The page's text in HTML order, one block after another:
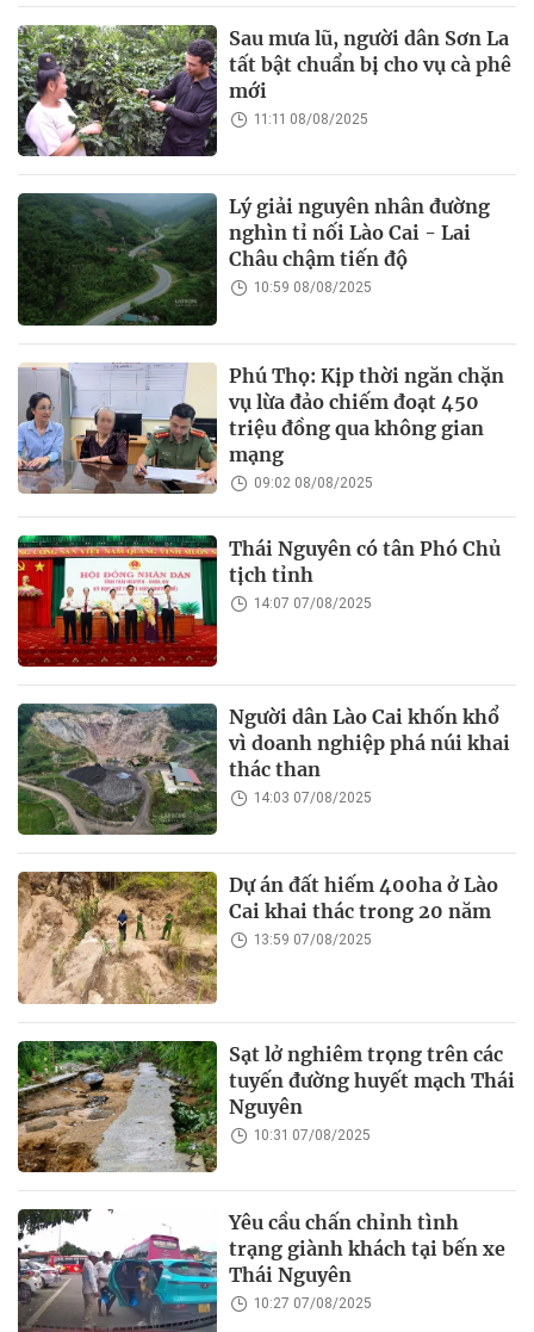
Sau mưa lũ, người dân Sơn La
tất bật chuẩn bị cho vụ cà phê
mới
11:11 08/08/2025
Lý giải nguyên nhân đường
nghìn tỉ nối Lào Cai - Lai
Châu chậm tiến độ
10:59 08/08/2025
Phú Thọ: Kịp thời ngăn chặn
vụ lừa đảo chiếm đoạt 450
triệu đồng qua không gian
mạng
09:02 08/08/2025
Thái Nguyên có tân Phó Chủ
tịch tỉnh
14:07 07/08/2025
Người dân Lào Cai khốn khổ
vì doanh nghiệp phá núi khai
thác than
14:03 07/08/2025
Dự án đất hiếm 400ha ở Lào
Cai khai thác trong 20 năm
13:59 07/08/2025
Sạt lở nghiêm trọng trên các
tuyến đường huyết mạch Thái
Nguyên
10:31 07/08/2025
Yêu cầu chấn chỉnh tình
trạng giành khách tại bến xe
Thái Nguyên
10:27 07/08/2025